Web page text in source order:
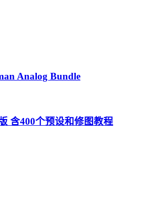
Analog Bundle
含400个预设和修图教程